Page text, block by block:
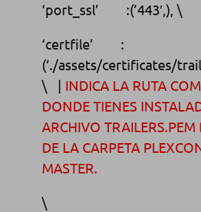
‘port_ssl’ :(’443′,), \
‘certfile’ :
(‘./assets/certificates/
\ | INDICA LA RUTA
DONDE TIENES
ARCHIVO TRAILERS.PEM
DE LA CARPETA
MASTER.
\